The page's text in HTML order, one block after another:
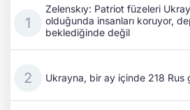
Zelenskıy: Patriot füzeleri
olduğunda insanları koruyor,
beklediğinde değil
Ukrayna, bir ay içinde 218 Rus